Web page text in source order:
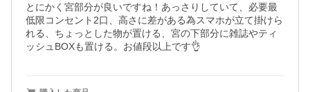
とにかく宮部分が良いですね！あっさりしていて、必要最
低限コンセント2口、高さに差がある為スマホが立て掛けら
れる、ちょっとした物が置ける、宮の下部分に雑誌やティ
ッシュBOXも置ける。お値段以上です👌